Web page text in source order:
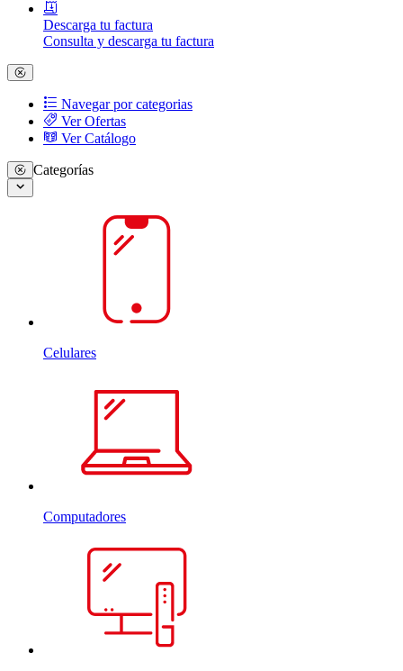
Descarga tu factura
Consulta y descarga tu factura
Navegar por categorias
Ver Ofertas
Ver Catálogo
Categorías
Celulares
Computadores